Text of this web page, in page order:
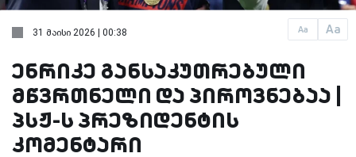
Aa Aa
31 მაისი 2026 | 00:38
ენრიკე განსაკუთრებული
მწვრთნელი და პიროვნებაა |
პსჟ-ს პრეზიდენტის
კომენტარი